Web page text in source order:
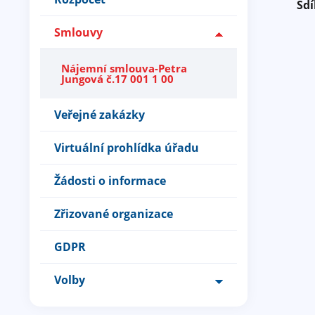
Smlouvy
Nájemní smlouva-Petra
Jungová č.17 001 1 00
Veřejné zakázky
Virtuální prohlídka úřadu
Žádosti o informace
Zřizované organizace
GDPR
Volby